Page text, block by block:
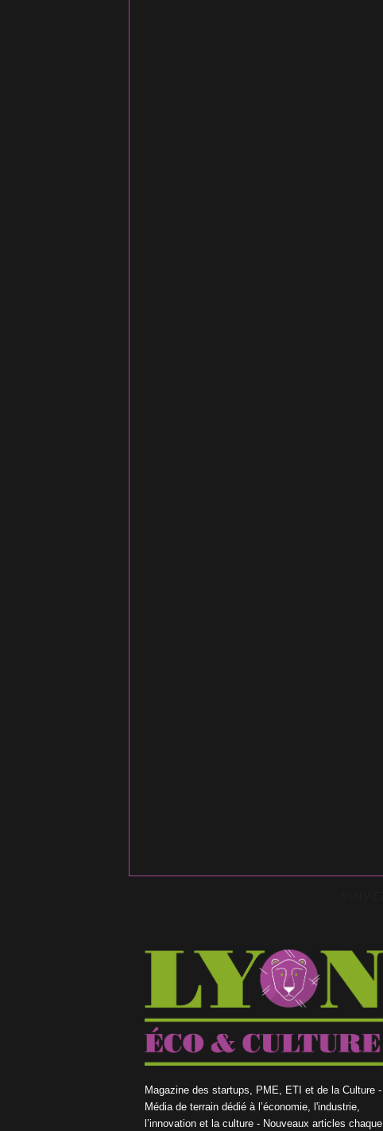
Magazine des startups, PME, ETI et de la Culture -
Média de terrain dédié à l’économie, l'industrie,
l’innovation et la culture - Nouveaux articles chaque